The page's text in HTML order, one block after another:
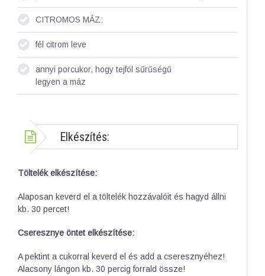
CITROMOS MÁZ:
fél citrom leve
annyi porcukor, hogy tejföl sűrűségű
legyen a máz
Elkészítés:
Töltelék elkészítése:
Alaposan keverd el a töltelék hozzávalóit és hagyd állni
kb. 30 percet!
Cseresznye öntet elkészítése:
A pektint a cukorral keverd el és add a cseresznyéhez!
Alacsony lángon kb. 30 percig forrald össze!